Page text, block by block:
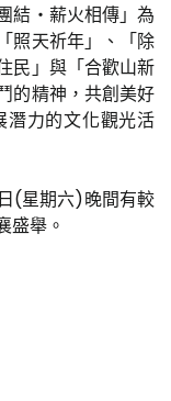
結‧薪火相傳」為
照天祈年」、「除
民」與「合歡山新
的精神，共創美好
潛力的文化觀光活
(星期六)晚間有較
盛舉。